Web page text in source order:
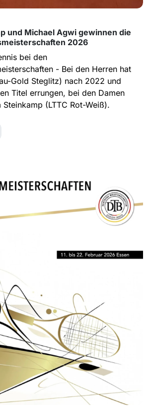
und Michael Agwi gewinnen die
2026
bei den
- Bei den Herren hat
Gold Steglitz) nach 2022 und
Titel errungen, bei den Damen
(LTTC Rot-Weiß).